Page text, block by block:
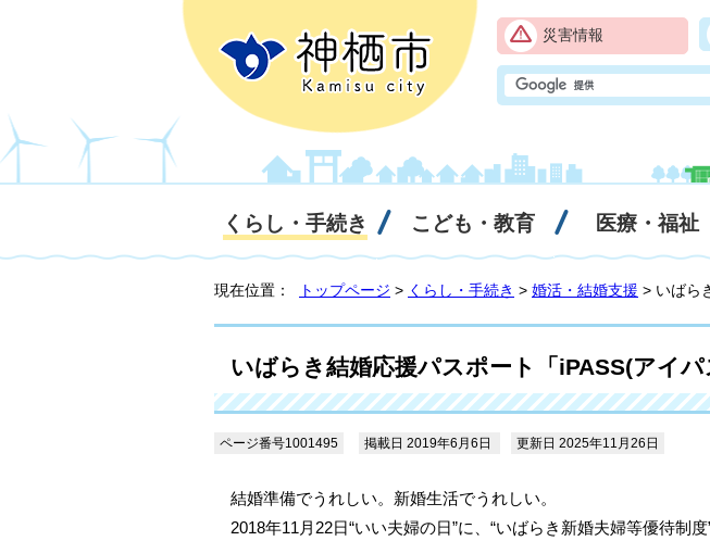
災害情報
くらし・手続き こども・教育 医療・福祉
現在位置： トップページ > くらし・手続き > 婚活・結婚支援 > いばら
いばらき結婚応援パスポート「iPASS(アイパ
ページ番号1001495 掲載日 2019年6月6日 更新日 2025年11月26日
結婚準備でうれしい。新婚生活でうれしい。
2018年11月22日“いい夫婦の日”に、“いばらき新婚夫婦等優待制度